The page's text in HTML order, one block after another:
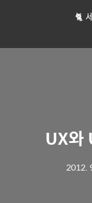
🐈
UX와
2012.